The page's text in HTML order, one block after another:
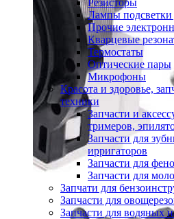
Резисторы
Лампы
Прочие
Кварцевые
Термостаты
Оптические пары
Микрофоны
Красота и здоровье,
техники
Запчасти и
тримеров,
Запчасти для
ирригаторов
Запчасти для
Запчасти для
Запчати для
Запчасти для
Запчасти для водяных